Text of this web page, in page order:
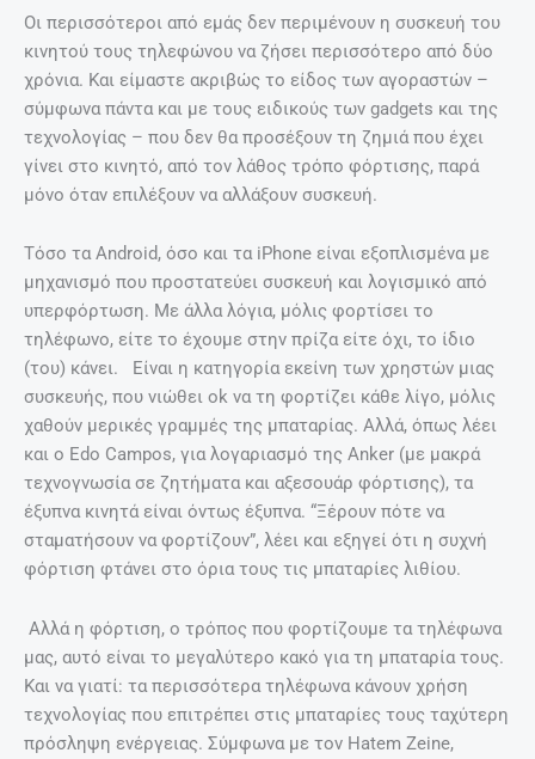
Οι περισσότεροι από εμάς δεν περιμένουν η συσκευή του
κινητού τους τηλεφώνου να ζήσει περισσότερο από δύο
χρόνια. Και είμαστε ακριβώς το είδος των αγοραστών –
σύμφωνα πάντα και με τους ειδικούς των gadgets και της
τεχνολογίας – που δεν θα προσέξουν τη ζημιά που έχει
γίνει στο κινητό, από τον λάθος τρόπο φόρτισης, παρά
μόνο όταν επιλέξουν να αλλάξουν συσκευή.
Τόσο τα Android, όσο και τα iPhone είναι εξοπλισμένα με
μηχανισμό που προστατεύει συσκευή και λογισμικό από
υπερφόρτωση. Με άλλα λόγια, μόλις φορτίσει το
τηλέφωνο, είτε το έχουμε στην πρίζα είτε όχι, το ίδιο
(του) κάνει. Είναι η κατηγορία εκείνη των χρηστών μιας
συσκευής, που νιώθει ok να τη φορτίζει κάθε λίγο, μόλις
χαθούν μερικές γραμμές της μπαταρίας. Αλλά, όπως λέει
και ο Edo Campos, για λογαριασμό της Anker (με μακρά
τεχνογνωσία σε ζητήματα και αξεσουάρ φόρτισης), τα
έξυπνα κινητά είναι όντως έξυπνα. “Ξέρουν πότε να
σταματήσουν να φορτίζουν”, λέει και εξηγεί ότι η συχνή
φόρτιση φτάνει στο όρια τους τις μπαταρίες λιθίου.
Αλλά η φόρτιση, ο τρόπος που φορτίζουμε τα τηλέφωνα
μας, αυτό είναι το μεγαλύτερο κακό για τη μπαταρία τους.
Και να γιατί: τα περισσότερα τηλέφωνα κάνουν χρήση
τεχνολογίας που επιτρέπει στις μπαταρίες τους ταχύτερη
πρόσληψη ενέργειας. Σύμφωνα με τον Hatem Zeine,